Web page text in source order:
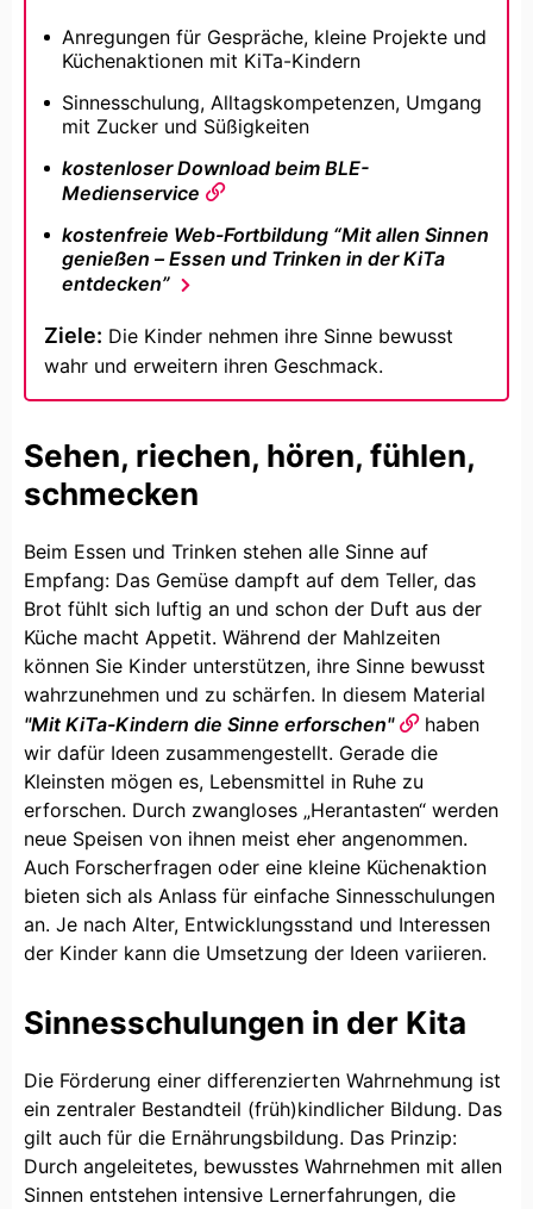
Anregungen für Gespräche, kleine Projekte und
Küchenaktionen mit KiTa-Kindern
Sinnesschulung, Alltagskompetenzen, Umgang
mit Zucker und Süßigkeiten
kostenloser Download beim BLE-
Medienservice
kostenfreie Web-Fortbildung “Mit allen Sinnen
genießen – Essen und Trinken in der KiTa
entdecken”
Ziele: Die Kinder nehmen ihre Sinne bewusst
wahr und erweitern ihren Geschmack.
Sehen, riechen, hören, fühlen,
schmecken
Beim Essen und Trinken stehen alle Sinne auf
Empfang: Das Gemüse dampft auf dem Teller, das
Brot fühlt sich luftig an und schon der Duft aus der
Küche macht Appetit. Während der Mahlzeiten
können Sie Kinder unterstützen, ihre Sinne bewusst
wahrzunehmen und zu schärfen. In diesem Material
"Mit KiTa-Kindern die Sinne erforschen"
haben
wir dafür Ideen zusammengestellt. Gerade die
Kleinsten mögen es, Lebensmittel in Ruhe zu
erforschen. Durch zwangloses „Herantasten“ werden
neue Speisen von ihnen meist eher angenommen.
Auch Forscherfragen oder eine kleine Küchenaktion
bieten sich als Anlass für einfache Sinnesschulungen
an. Je nach Alter, Entwicklungsstand und Interessen
der Kinder kann die Umsetzung der Ideen variieren.
Sinnesschulungen in der Kita
Die Förderung einer differenzierten Wahrnehmung ist
ein zentraler Bestandteil (früh)kindlicher Bildung. Das
gilt auch für die Ernährungsbildung. Das Prinzip:
Durch angeleitetes, bewusstes Wahrnehmen mit allen
Sinnen entstehen intensive Lernerfahrungen, die